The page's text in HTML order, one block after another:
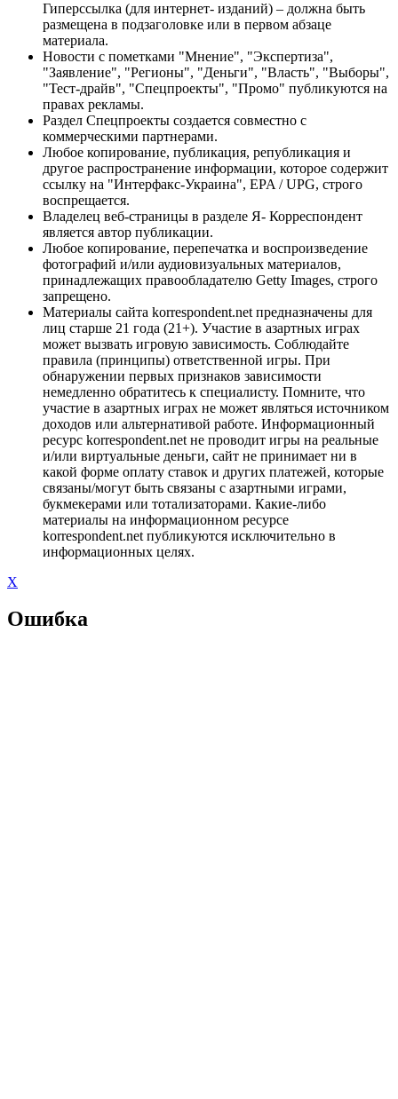
Гиперссылка (для интернет- изданий) – должна быть
размещена в подзаголовке или в первом абзаце
материала.
Новости с пометками "Мнение", "Экспертиза",
"Заявление", "Регионы", "Деньги", "Власть", "Выборы",
"Тест-драйв", "Спецпроекты", "Промо" публикуются на
правах рекламы.
Раздел Спецпроекты создается совместно с
коммерческими партнерами.
Любое копирование, публикация, републикация и
другое распространение информации, которое содержит
ссылку на "Интерфакс-Украина", EPA / UPG, строго
воспрещается.
Владелец веб-страницы в разделе Я- Корреспондент
является автор публикации.
Любое копирование, перепечатка и воспроизведение
фотографий и/или аудиовизуальных материалов,
принадлежащих правообладателю Getty Images, строго
запрещено.
Материалы сайта korrespondent.net предназначены для
лиц старше 21 года (21+). Участие в азартных играх
может вызвать игровую зависимость. Соблюдайте
правила (принципы) ответственной игры. При
обнаружении первых признаков зависимости
немедленно обратитесь к специалисту. Помните, что
участие в азартных играх не может являться источником
доходов или альтернативой работе. Информационный
ресурс korrespondent.net не проводит игры на реальные
и/или виртуальные деньги, сайт не принимает ни в
какой форме оплату ставок и других платежей, которые
связаны/могут быть связаны с азартными играми,
букмекерами или тотализаторами. Какие-либо
материалы на информационном ресурсе
korrespondent.net публикуются исключительно в
информационных целях.
X
Ошибка